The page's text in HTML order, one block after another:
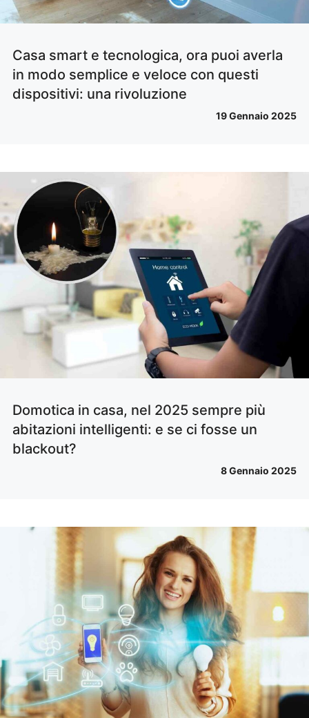
Casa smart e tecnologica, ora puoi averla
in modo semplice e veloce con questi
dispositivi: una rivoluzione
19 Gennaio 2025
Domotica in casa, nel 2025 sempre più
abitazioni intelligenti: e se ci fosse un
blackout?
8 Gennaio 2025